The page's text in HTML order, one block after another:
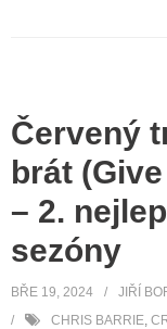
Červený
brát
– 2.
sezóny
BŘE 19, 2024 JIŘÍ
CHRIS BARRIE,